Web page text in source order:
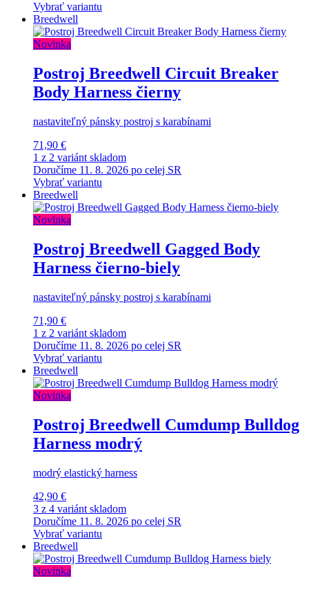
Vybrať variantu
Breedwell
Novinka
Postroj Breedwell Circuit Breaker
Body Harness čierny
nastaviteľný pánsky postroj s karabínami
71,90 €
1 z 2 variánt skladom
Doručíme 11. 8. 2026 po celej SR
Vybrať variantu
Breedwell
Novinka
Postroj Breedwell Gagged Body
Harness čierno-biely
nastaviteľný pánsky postroj s karabínami
71,90 €
1 z 2 variánt skladom
Doručíme 11. 8. 2026 po celej SR
Vybrať variantu
Breedwell
Novinka
Postroj Breedwell Cumdump Bulldog
Harness modrý
modrý elastický harness
42,90 €
3 z 4 variánt skladom
Doručíme 11. 8. 2026 po celej SR
Vybrať variantu
Breedwell
Novinka